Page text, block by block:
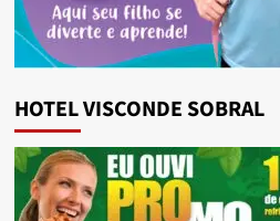
HOTEL VISCONDE SOBRAL